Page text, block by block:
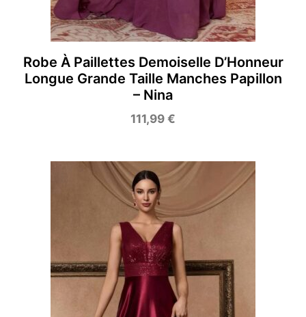
Robe À Paillettes Demoiselle D’Honneur
Longue Grande Taille Manches Papillon
– Nina
111,99€